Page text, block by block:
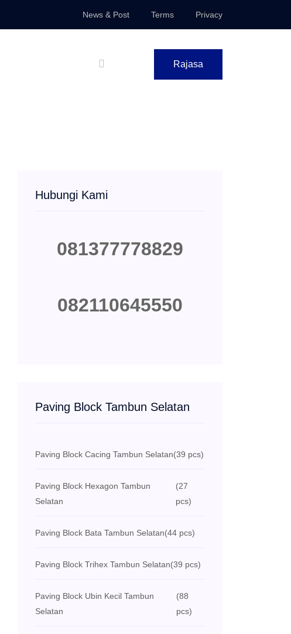
News & Post Terms Privacy
Rajasa
Hubungi Kami
081377778829
082110645550
Paving Block Tambun Selatan
Paving Block Cacing Tambun Selatan(39 pcs)
Paving Block Hexagon Tambun
Selatan
(27
pcs)
Paving Block Bata Tambun Selatan(44 pcs)
Paving Block Trihex Tambun Selatan(39 pcs)
Paving Block Ubin Kecil Tambun
Selatan
(88
pcs)